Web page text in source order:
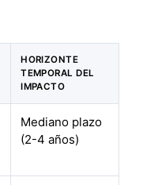
HORIZONTE
TEMPORAL DEL
IMPACTO
Mediano plazo
(2-4 años)